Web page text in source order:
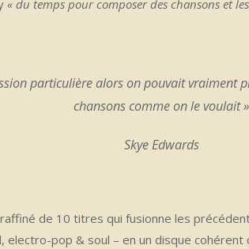
« du temps pour composer des chansons et
particulière alors on pouvait vraiment
chansons comme on le voulait »
Skye Edwards
de 10 titres qui fusionne les
electro-pop & soul – en un disque cohérent